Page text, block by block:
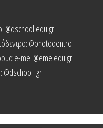
: @dschool.edu.gr
: @photodentro
e-me: @eme.edu.gr
: @dschool_gr